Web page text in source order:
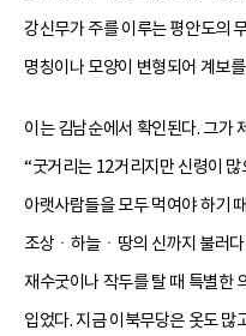
강신무가 주를 이루는 평안도의
명칭이나 모양이 변형되어 계보
이는 김남순에서 확인된다. 그가
“굿거리는 12거리지만 신령이
아랫사람들을 모두 먹여야 하기
조상ㆍ하늘ㆍ땅의 신까지 불러
재수굿이나 작두를 탈 때 특별한
입었다. 지금 이북무당은 옷도 많